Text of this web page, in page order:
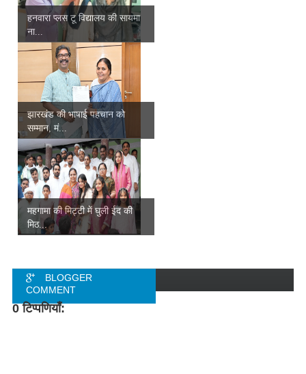
हनवारा प्लस टू विद्यालय की सायमा
ना...
झारखंड की भाषाई पहचान को
सम्मान, मं...
महगामा की मिट्टी में घुली ईद की
मिठ...
BLOGGER
COMMENT
0 टिप्पणियाँ: